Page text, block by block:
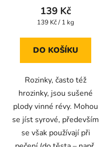
produktu
je
z
139 Kč
Měrná
139 Kč / 1 kg
DO KOŠÍKU
Rozinky, často též
hrozinky, jsou sušené
plody vinné révy. Mohou
se jíst syrové, především
se však používají při